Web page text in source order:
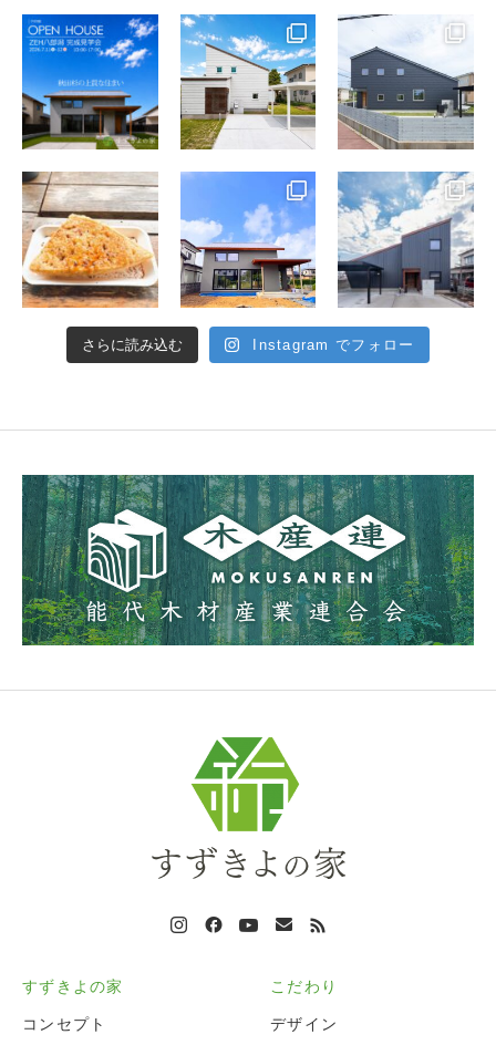
さらに読み込む Instagram でフォロー
すずきよの家
コンセプト
こだわり
デザイン